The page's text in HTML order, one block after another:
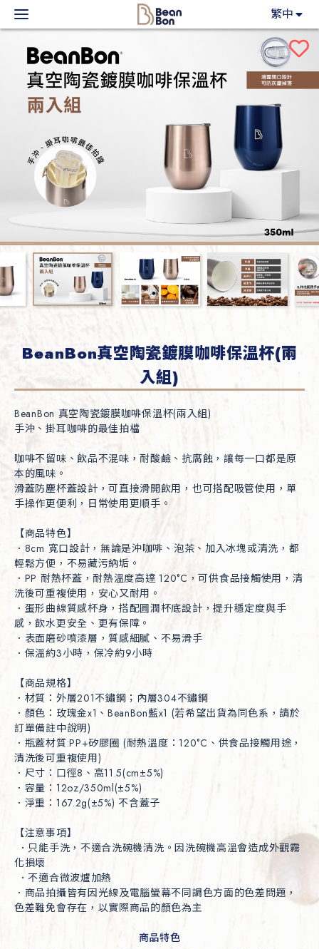
繁中
咖啡市集
BeanBon報報
客戶服務
BeanBon真空陶瓷鍍膜咖啡保溫杯(兩
入組)
BeanBon 真空陶瓷鍍膜咖啡保溫杯(兩入組)
手沖、掛耳咖啡的最佳拍檔
咖啡不留味、飲品不混味，耐酸鹼、抗腐蝕，讓每一口都是原
本的風味。
滑蓋防塵杯蓋設計，可直接滑開飲用，也可搭配吸管使用，單
手操作更便利，日常使用更順手。
【商品特色】
．8cm 寬口設計，無論是沖咖啡、泡茶、加入冰塊或清洗，都
輕鬆方便，不易藏污納垢。
．PP 耐熱杯蓋，耐熱溫度高達 120°C，可供食品接觸使用，清
洗後可重複使用，安心又耐用。
．蛋形曲線質感杯身，搭配圓潤杯底設計，提升穩定度與手
感，飲水更安全、更有保障。
．表面磨砂噴漆層，質感細膩、不易滑手
．保溫約3小時，保冷約9小時
【商品規格】
．材質：外層201不鏽鋼；內層304不鏽鋼
．顏色：玫瑰金x1、BeanBon藍x1 (若希望出貨為同色系，請於
訂單備註中說明)
．瓶蓋材質:PP+矽膠圈 (耐熱溫度：120°C、供食品接觸用途，
清洗後可重複使用)
．尺寸：口徑8、高11.5(cm±5%)
．容量：12oz/350ml(±5%)
．淨重：167.2g(±5%) 不含蓋子
【注意事項】
化損壞
．商品拍攝皆有因光線及電腦螢幕不同調色方面的色差問題，
色差難免會存在，以實際商品的顏色為主
商品特色